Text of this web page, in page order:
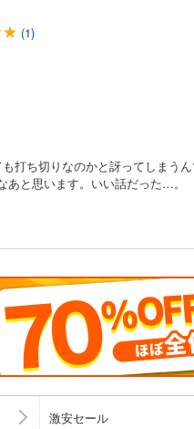
(1)
打ち切りなのかと訝ってしまう
あと思います。いい話だった…。
激安セール